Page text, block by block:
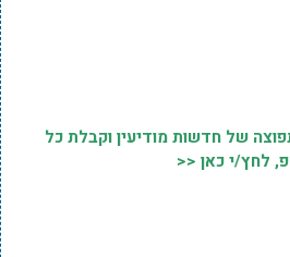
של חדשות מודיעין וקבלת כל
לחץ/י כאן <<